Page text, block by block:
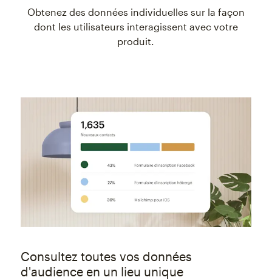
Obtenez des données individuelles sur la façon
dont les utilisateurs interagissent avec votre
produit.
Consultez toutes vos données
d'audience en un lieu unique